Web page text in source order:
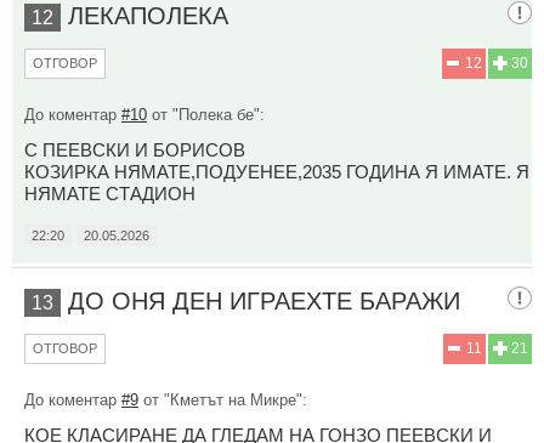
12 ЛЕКАПОЛЕКА
30
12
ОТГОВОР
До коментар #10 от "Полека бе":
С ПЕЕВСКИ И БОРИСОВ
КОЗИРКА НЯМАТЕ,ПОДУЕНЕЕ,2035 ГОДИНА Я ИМАТЕ. Я
НЯМАТЕ СТАДИОН
22:20 20.05.2026
13 ДО ОНЯ ДЕН ИГРАЕХТЕ БАРАЖИ
21
11
ОТГОВОР
До коментар #9 от "Кметът на Микре":
КОЕ КЛАСИРАНЕ ДА ГЛЕДАМ НА ГОНЗО ПЕЕВСКИ И